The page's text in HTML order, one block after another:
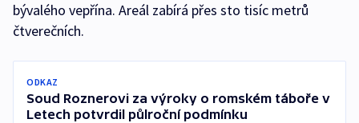
bývalého vepřína. Areál zabírá přes sto tisíc metrů
čtverečních.
ODKAZ
Soud Roznerovi za výroky o romském táboře v
Letech potvrdil půlroční podmínku